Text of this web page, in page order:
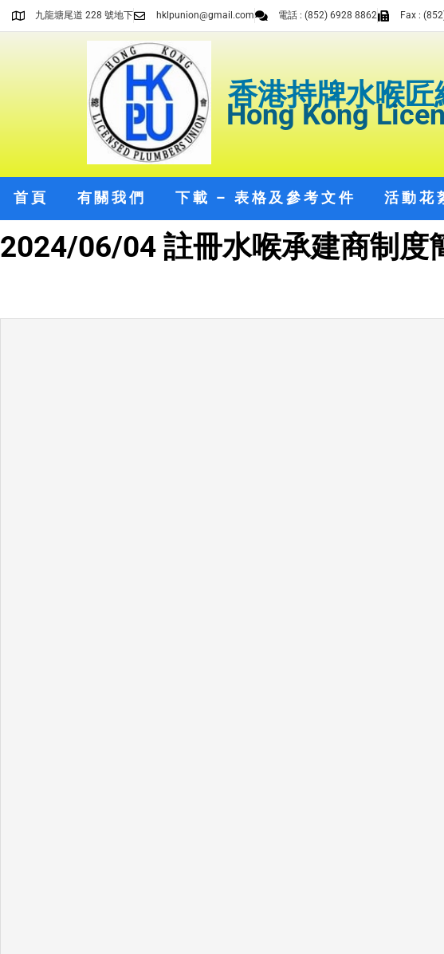
九龍塘尾道 228 號地下 hklpunion@gmail.com 電話 : (852) 6928 8862 Fax :
香港持牌水喉
Hong Kong
首頁 有關我們 下載 – 表格及參考文件 活動花
2024/06/04 註冊水喉承建商制度